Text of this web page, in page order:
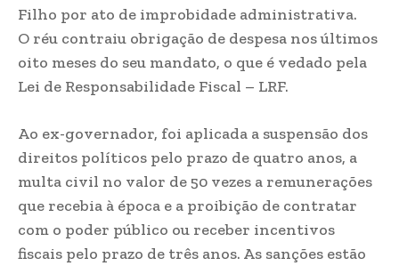
Filho por ato de improbidade administrativa.
O réu contraiu obrigação de despesa nos últimos
oito meses do seu mandato, o que é vedado pela
Lei de Responsabilidade Fiscal – LRF.
Ao ex-governador, foi aplicada a suspensão dos
direitos políticos pelo prazo de quatro anos, a
multa civil no valor de 50 vezes a remunerações
que recebia à época e a proibição de contratar
com o poder público ou receber incentivos
fiscais pelo prazo de três anos. As sanções estão